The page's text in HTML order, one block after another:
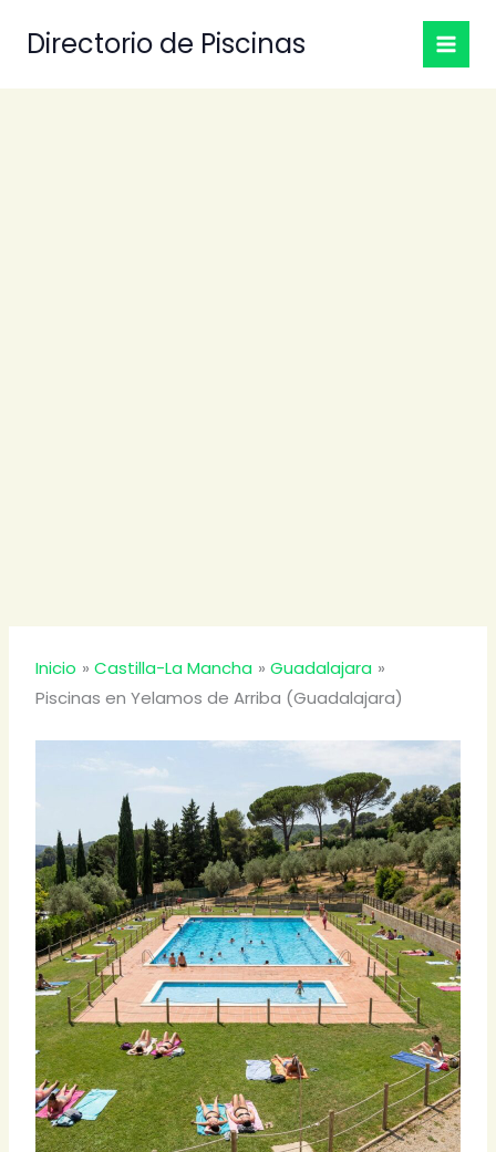
Directorio de Piscinas
Inicio Castilla-La Mancha
Guadalajara
Piscinas en Yelamos de Arriba (Guadalajara)